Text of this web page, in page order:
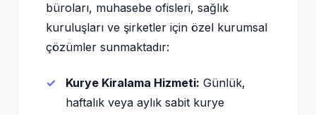
büroları, muhasebe ofisleri, sağlık
kuruluşları ve şirketler için özel kurumsal
çözümler sunmaktadır:
Kurye Kiralama Hizmeti: Günlük,
haftalık veya aylık sabit kurye